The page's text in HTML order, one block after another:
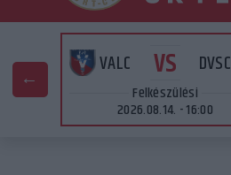
VALC VS DVSC
Felkészülési
2026.08.14. - 16:00